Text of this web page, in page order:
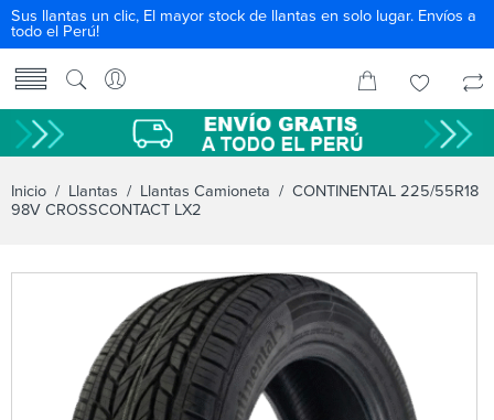
Sus llantas un clic, El mayor stock de llantas en solo lugar. Envíos a
todo el Perú!
Inicio / Llantas / Llantas Camioneta / CONTINENTAL 225/55R18
98V CROSSCONTACT LX2